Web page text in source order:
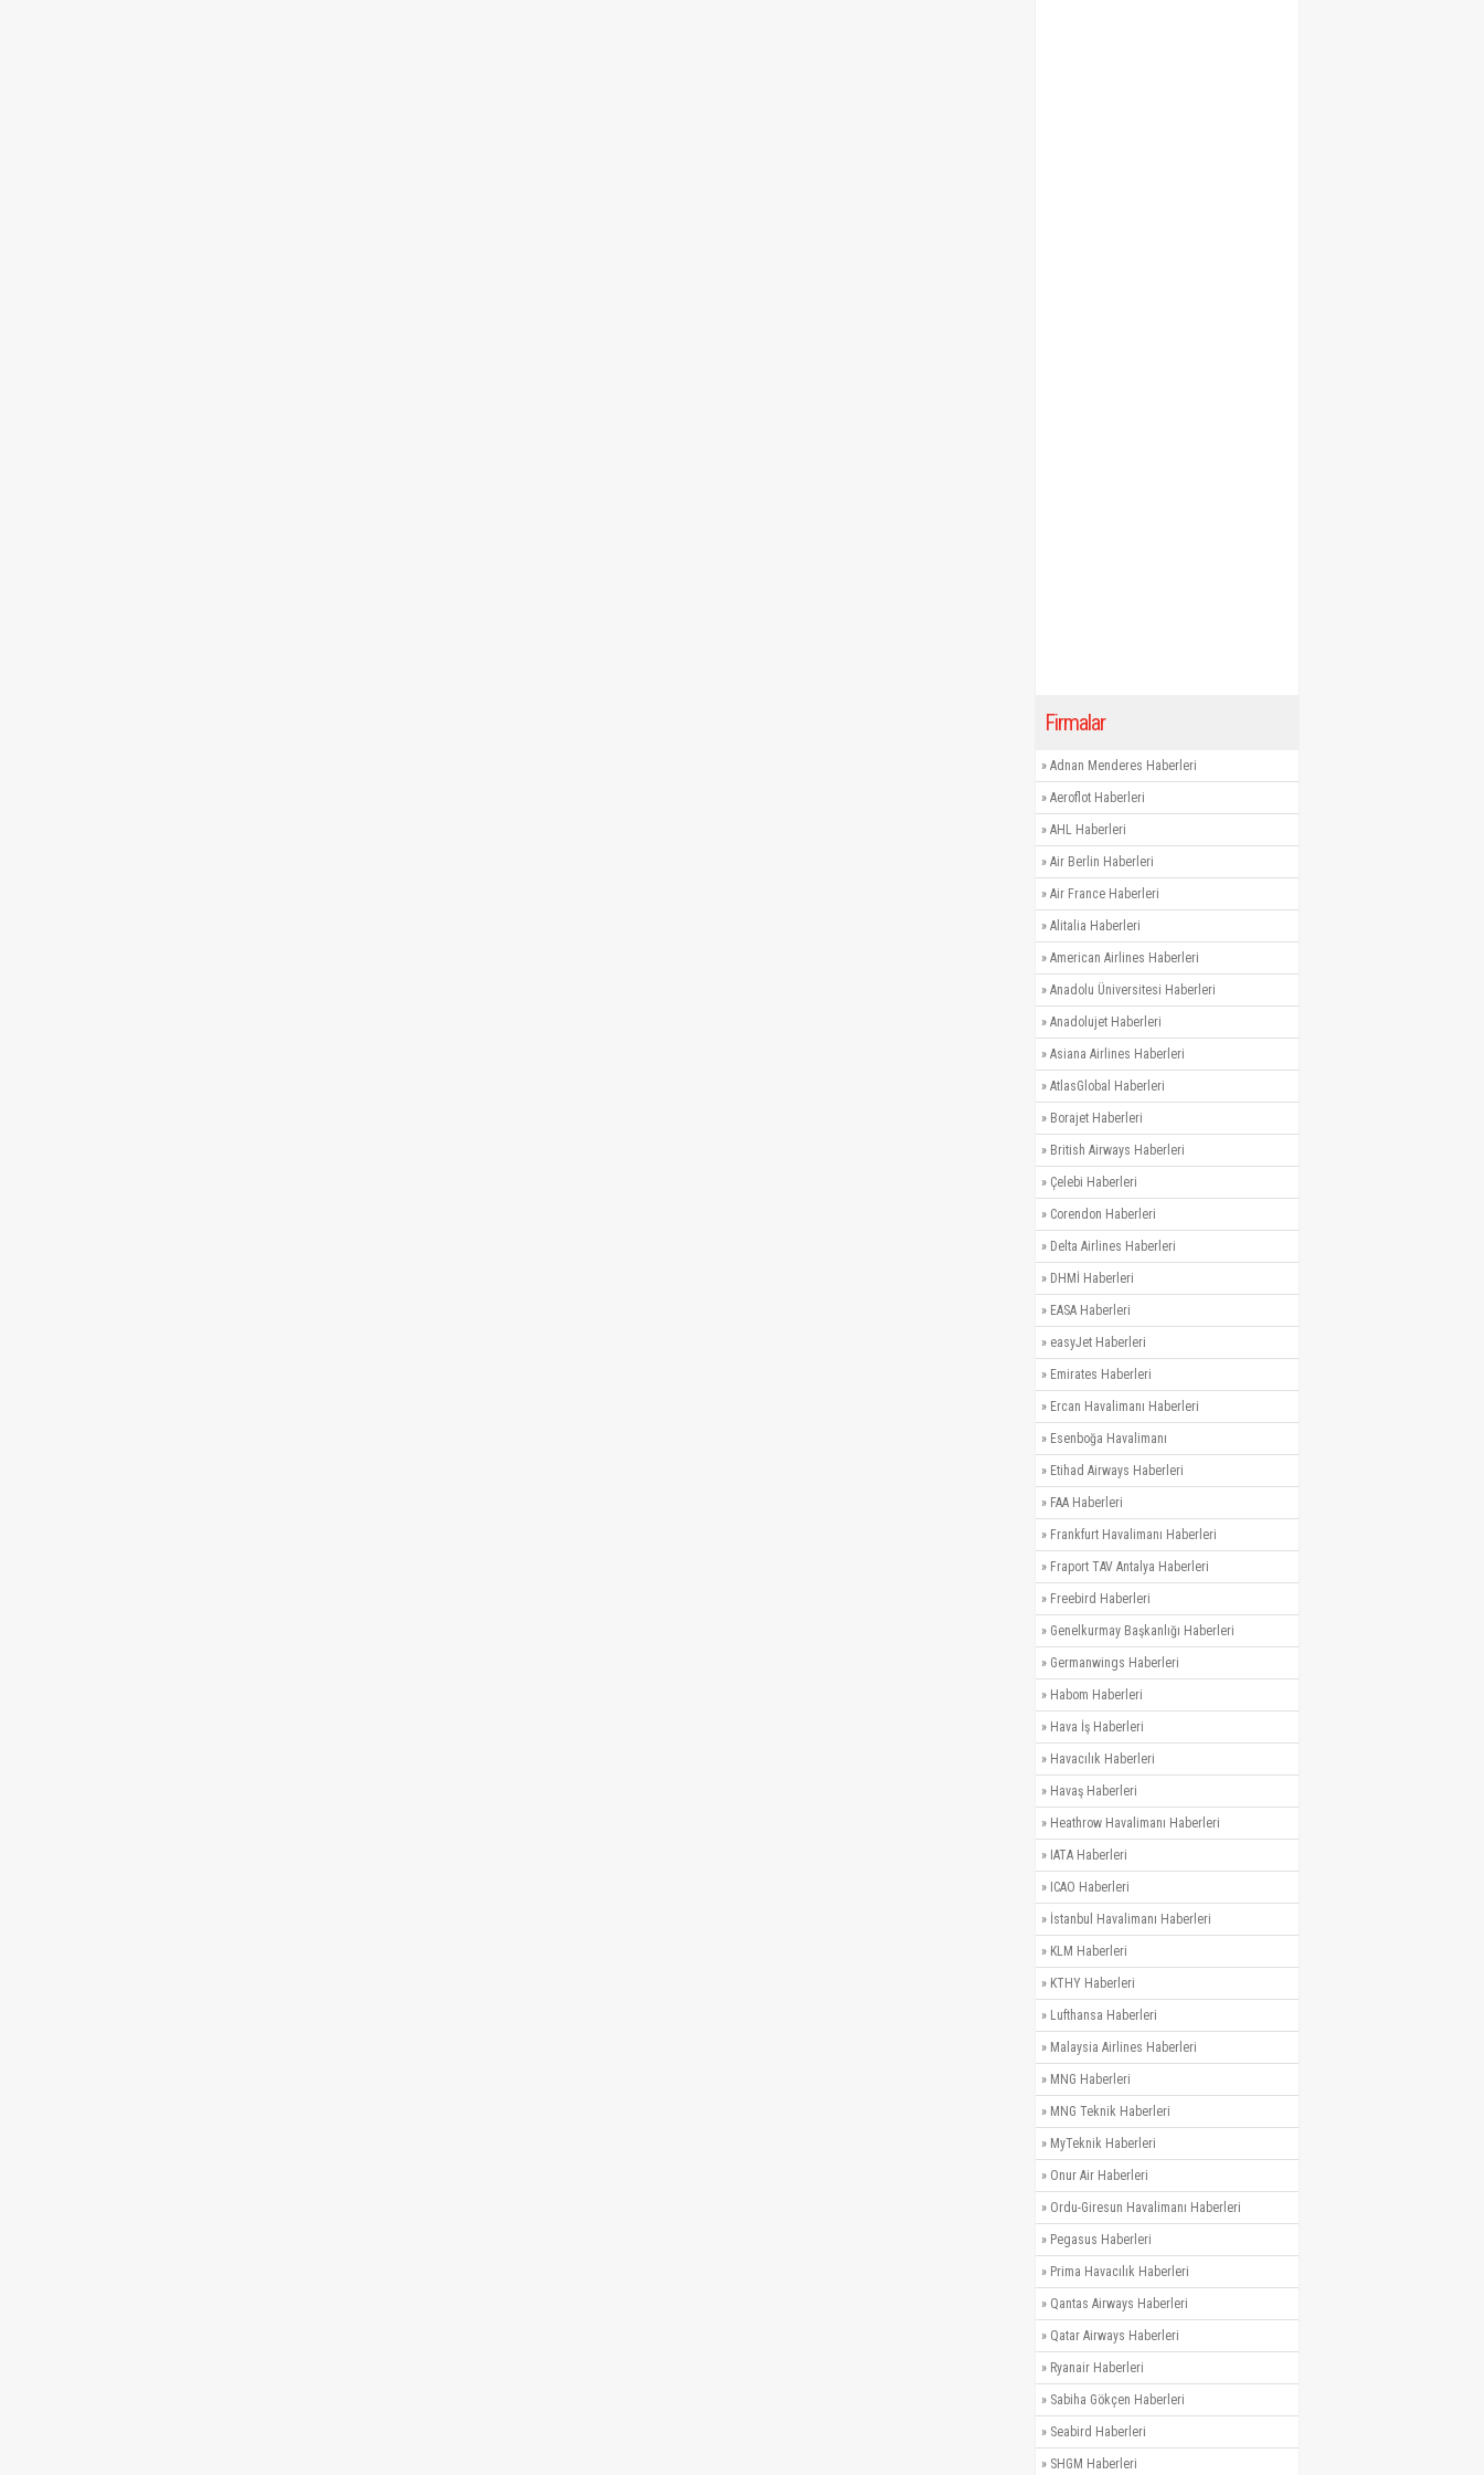
Firmalar
» Adnan Menderes Haberleri
» Aeroflot Haberleri
» AHL Haberleri
» Air Berlin Haberleri
» Air France Haberleri
» Alitalia Haberleri
» American Airlines Haberleri
» Anadolu Üniversitesi Haberleri
» Anadolujet Haberleri
» Asiana Airlines Haberleri
» AtlasGlobal Haberleri
» Borajet Haberleri
» British Airways Haberleri
» Çelebi Haberleri
» Corendon Haberleri
» Delta Airlines Haberleri
» DHMİ Haberleri
» EASA Haberleri
» easyJet Haberleri
» Emirates Haberleri
» Ercan Havalimanı Haberleri
» Esenboğa Havalimanı
» Etihad Airways Haberleri
» FAA Haberleri
» Frankfurt Havalimanı Haberleri
» Fraport TAV Antalya Haberleri
» Freebird Haberleri
» Genelkurmay Başkanlığı Haberleri
» Germanwings Haberleri
» Habom Haberleri
» Hava İş Haberleri
» Havacılık Haberleri
» Havaş Haberleri
» Heathrow Havalimanı Haberleri
» IATA Haberleri
» ICAO Haberleri
» İstanbul Havalimanı Haberleri
» KLM Haberleri
» KTHY Haberleri
» Lufthansa Haberleri
» Malaysia Airlines Haberleri
» MNG Haberleri
» MNG Teknik Haberleri
» MyTeknik Haberleri
» Onur Air Haberleri
» Ordu-Giresun Havalimanı Haberleri
» Pegasus Haberleri
» Prima Havacılık Haberleri
» Qantas Airways Haberleri
» Qatar Airways Haberleri
» Ryanair Haberleri
» Sabiha Gökçen Haberleri
» Seabird Haberleri
» SHGM Haberleri